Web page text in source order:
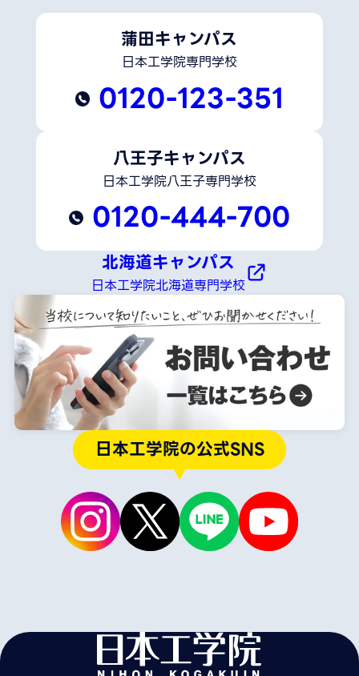
蒲田キャンパス
日本工学院専門学校
0120-123-351
八王子キャンパス
日本工学院八王子専門学校
0120-444-700
北海道キャンパス
日本工学院北海道専門学校
日本工学院の公式SNS